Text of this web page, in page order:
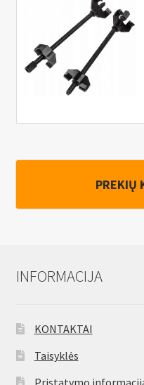
PREKIŲ
INFORMACIJA
KONTAKTAI
Taisyklės
Pristatymo